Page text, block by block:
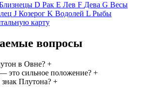
D Рак E Лев F Дева G Весы
J Козерог K Водолей L Рыбы
карту
вопросы
в Овне? +
это сильное положение? +
знак Плутона? +